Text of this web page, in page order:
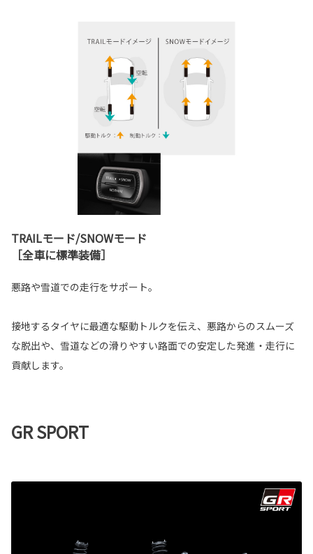
TRAILモード/SNOWモード
［全車に標準装備］
悪路や雪道での走行をサポート。
接地するタイヤに最適な駆動トルクを伝え、悪路からのスムーズ
な脱出や、雪道などの滑りやすい路面での安定した発進・走行に
貢献します。
GR SPORT